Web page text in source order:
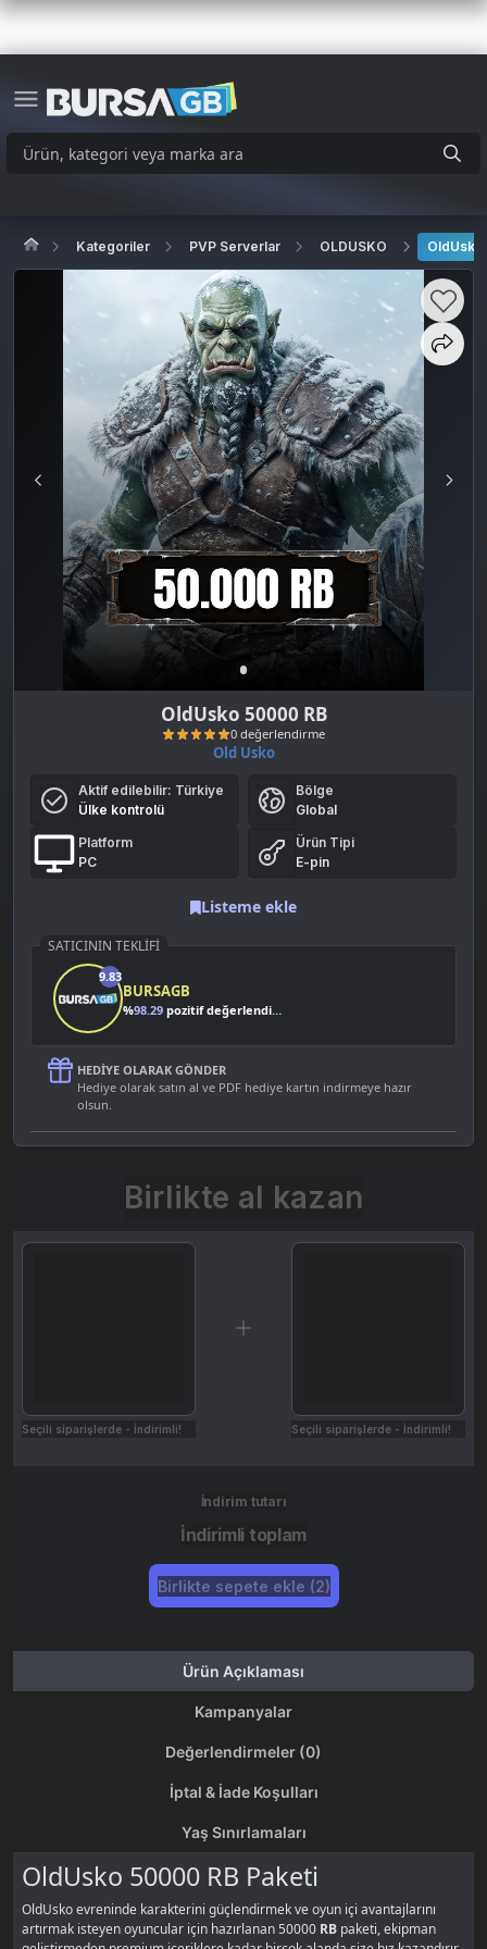
Kategoriler PVP Serverlar OLDUSKO OldUsko
OldUsko 50000 RB
0 değerlendirme
Old Usko
Aktif edilebilir: Türkiye
Ülke kontrolü
Bölge
Global
Platform
PC
Ürün Tipi
E-pin
Listeme ekle
SATICININ TEKLIFI
9.83
BURSAGB
%98.29 pozitif değerlendirme
HEDIYE OLARAK GÖNDER
Hediye olarak satın al ve PDF hediye kartın indirmeye hazır
olsun.
Birlikte al kazan
Seçili siparişlerde - İndirimli! Seçili siparişlerde - İndirimli!
İndirim tutarı
İndirimli toplam
Birlikte sepete ekle (2)
Ürün Açıklaması
Kampanyalar
Değerlendirmeler (0)
İptal & İade Koşulları
Yaş Sınırlamaları
OldUsko 50000 RB Paketi
OldUsko evreninde karakterini güçlendirmek ve oyun içi avantajlarını
artırmak isteyen oyuncular için hazırlanan 50000 RB paketi, ekipman